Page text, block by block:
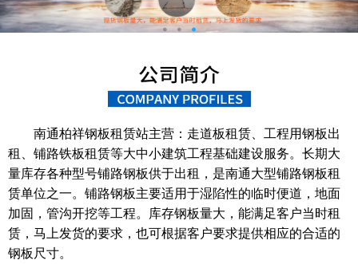
南通柏祥钢板租赁站主营：走道板租赁、工程用钢板出
租、铺路铁板租赁等大中小建筑工程基础建设服务。长期大
量库存各种型号铺路钢板供于出租，是南通大型铺路钢板租
赁单位之一。铺路钢板主要适用于湿陷性的临时便道，地面
加固，管沟开挖等工程。库存钢板量大，能满足客户当时租
赁，马上发货的要求，也可根据客户要求提供相应的合适的
钢板尺寸。